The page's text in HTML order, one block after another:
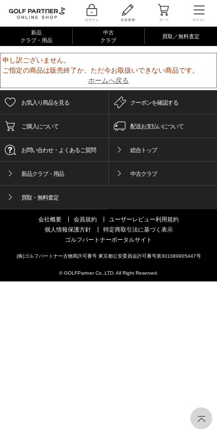
新品
クラブ・用品
中古
クラブ
買取／無料査定
申し訳ございません。
ご指定の商品は販売終了か、ただ今お取扱いできない商品です。
ホームへ戻る
お気入り商品を見る クーポンを確認する
ご購入について 配送お支払いについて
お問い合わせ・よくあるご質問 総合トップ
新品クラブ・用品 中古クラブ
買取・無料査定
会社概要 会員規約
ユーザーレビュー利用規約
個人情報保護方針
特定商取引法に基づく表示
ゴルフパートナーポータルサイト
(株)ゴルフパートナー古物商許可番号 東京都公安委員会許可番号第301089905447号
© GOLFPartner Co.,LTD. All Right Reserved.